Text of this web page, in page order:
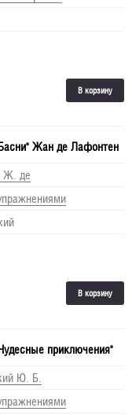
В корзину
Жан де Лафонтен
Ж. де
В корзину
приключения"
Ю. Б.